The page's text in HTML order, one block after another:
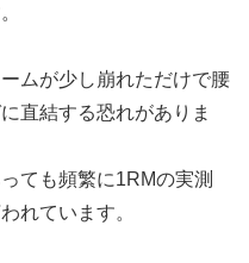
ムが少し崩れただけで腰
直結する恐れがありま
ても頻繁に1RMの実測
れています。